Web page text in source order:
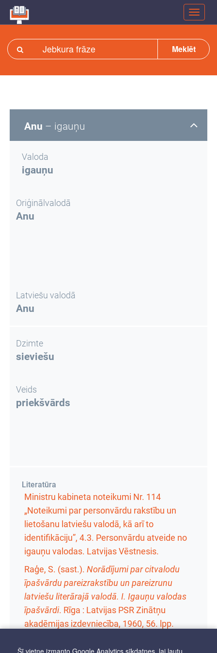
Meklēt
Anu – igauņu
Valoda
igauņu
Oriģinālvalodā
Anu
Latviešu valodā
Anu
Dzimte
sieviešu
Veids
priekšvārds
Literatūra
Ministru kabineta noteikumi Nr. 114
„Noteikumi par personvārdu rakstību un
lietošanu latviešu valodā, kā arī to
identifikāciju”, 4.3. Personvārdu atveide no
igauņu valodas. Latvijas Vēstnesis.
Raģe, S. (sast.). Norādījumi par citvalodu
īpašvārdu pareizrakstību un pareizrunu
latviešu literārajā valodā. I. Igauņu valodas
īpašvārdi. Rīga : Latvijas PSR Zinātņu
akadēmijas izdevniecība, 1960, 56. lpp.
Šī vietne izmanto Google Analytics sīkdatnes, lai ļautu